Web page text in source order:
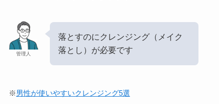
管理人
落とすのにクレンジング（メイク
落とし）が必要です
※男性が使いやすいクレンジング5選